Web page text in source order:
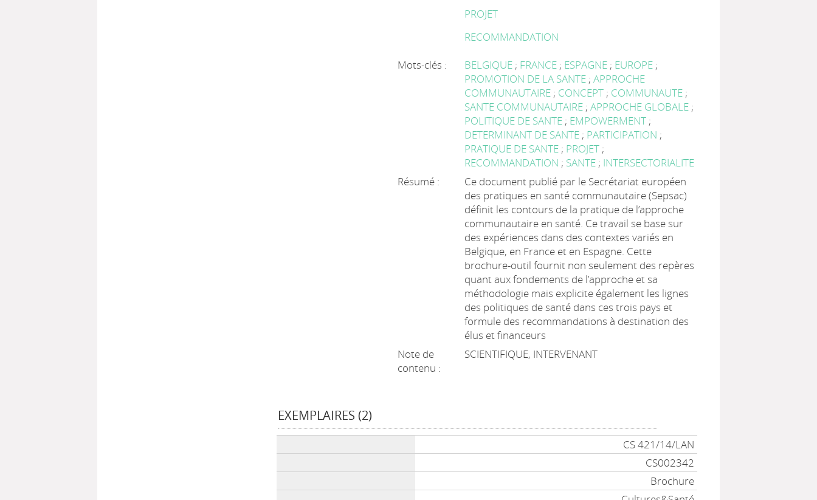
PROJET
RECOMMANDATION
Mots-clés :
BELGIQUE ; FRANCE ; ESPAGNE ; EUROPE ;
PROMOTION DE LA SANTE ;APPROCHE
COMMUNAUTAIRE ; CONCEPT ; COMMUNAUTE ;
SANTE COMMUNAUTAIRE ;APPROCHE GLOBALE ;
POLITIQUE DE SANTE ; EMPOWERMENT ;
DETERMINANT DE SANTE ; PARTICIPATION ;
PRATIQUE DE SANTE ; PROJET ;
RECOMMANDATION ; SANTE ; INTERSECTORIALITE
Résumé :
Ce document publié par le Secrétariat européen
des pratiques en santé communautaire (Sepsac)
définit les contours de la pratique de l’approche
communautaire en santé. Ce travail se base sur
des expériences dans des contextes variés en
Belgique, en France et en Espagne. Cette
brochure-outil fournit non seulement des repères
quant aux fondements de l’approche et sa
méthodologie mais explicite également les lignes
des politiques de santé dans ces trois pays et
formule des recommandations à destination des
élus et financeurs
Note de
contenu :
SCIENTIFIQUE, INTERVENANT
EXEMPLAIRES (2)
CS 421/14/LAN
CS002342
Brochure